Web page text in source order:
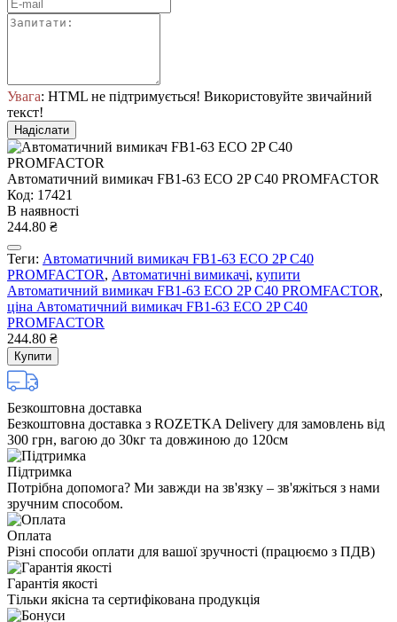
Увага: HTML не підтримується! Використовуйте звичайний
текст!
Надіслати
Автоматичний вимикач FB1-63 ECO 2P С40 PROMFACTOR
Код: 17421
В наявності
244.80 ₴
Теги: Автоматичний вимикач FB1-63 ECO 2P С40
PROMFACTOR, Автоматичні вимикачі, купити
Автоматичний вимикач FB1-63 ECO 2P С40 PROMFACTOR,
ціна Автоматичний вимикач FB1-63 ECO 2P С40
PROMFACTOR
244.80 ₴
Купити
Безкоштовна доставка
Безкоштовна доставка з ROZETKA Delivery для замовлень від
300 грн, вагою до 30кг та довжиною до 120см
Підтримка
Потрібна допомога? Ми завжди на зв'язку – зв'яжіться з нами
зручним способом.
Оплата
Різні способи оплати для вашої зручності (працюємо з ПДВ)
Гарантія якості
Тільки якісна та сертифікована продукція